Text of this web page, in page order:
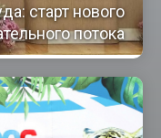
старт нового
потока